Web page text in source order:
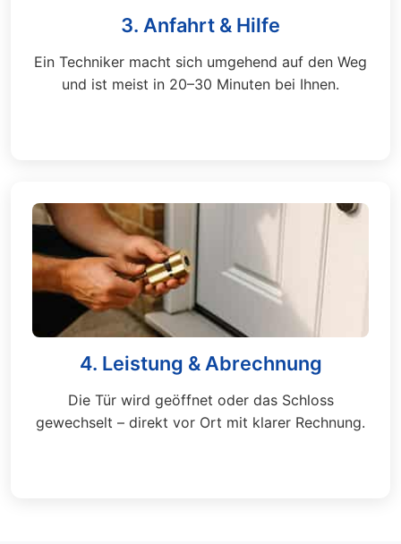
3. Anfahrt & Hilfe
Ein Techniker macht sich umgehend auf den Weg
und ist meist in 20–30 Minuten bei Ihnen.
4. Leistung & Abrechnung
Die Tür wird geöffnet oder das Schloss
gewechselt – direkt vor Ort mit klarer Rechnung.